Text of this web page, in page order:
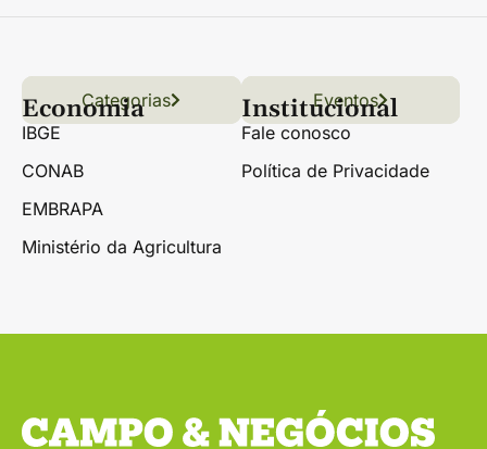
Links úteis
Conteúdo Grãos
Florestas Hortifrúti
Categorias Eventos
Economia
IBGE
CONAB
EMBRAPA
Ministério da Agricultura
Institucional
Fale conosco
Política de Privacidade